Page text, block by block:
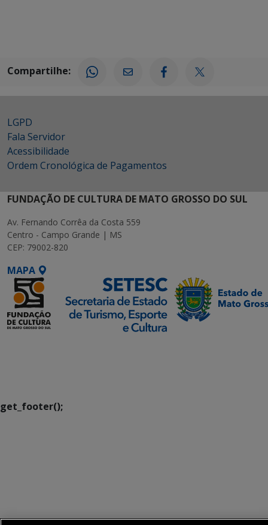
Compartilhe:
LGPD
Fala Servidor
Acessibilidade
Ordem Cronológica de Pagamentos
FUNDAÇÃO DE CULTURA DE MATO GROSSO DO SUL
Av. Fernando Corrêa da Costa 559
Centro - Campo Grande | MS
CEP: 79002-820
MAPA
get_footer();